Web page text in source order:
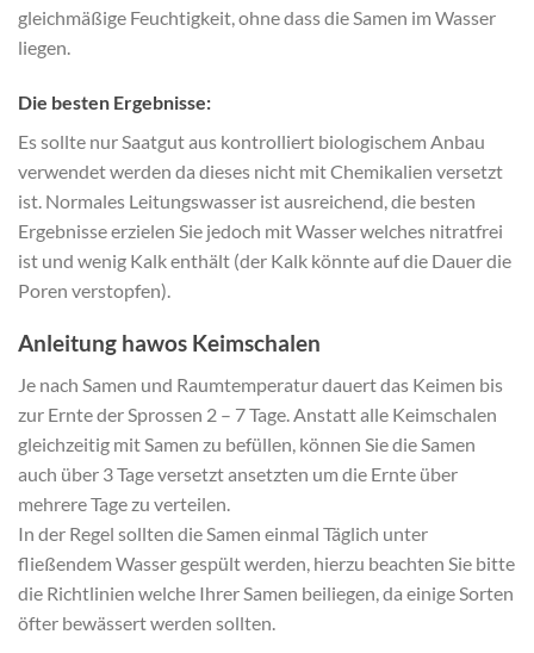
gleichmäßige Feuchtigkeit, ohne dass die Samen im Wasser
liegen.
Die besten Ergebnisse:
Es sollte nur Saatgut aus kontrolliert biologischem Anbau
verwendet werden da dieses nicht mit Chemikalien versetzt
ist. Normales Leitungswasser ist ausreichend, die besten
Ergebnisse erzielen Sie jedoch mit Wasser welches nitratfrei
ist und wenig Kalk enthält (der Kalk könnte auf die Dauer die
Poren verstopfen).
Anleitung hawos Keimschalen
Je nach Samen und Raumtemperatur dauert das Keimen bis
zur Ernte der Sprossen 2 – 7 Tage. Anstatt alle Keimschalen
gleichzeitig mit Samen zu befüllen, können Sie die Samen
auch über 3 Tage versetzt ansetzten um die Ernte über
mehrere Tage zu verteilen.
In der Regel sollten die Samen einmal Täglich unter
fließendem Wasser gespült werden, hierzu beachten Sie bitte
die Richtlinien welche Ihrer Samen beiliegen, da einige Sorten
öfter bewässert werden sollten.